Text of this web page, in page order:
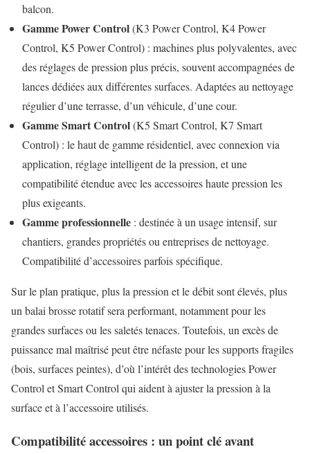
balcon.
Gamme Power Control(K3 Power Control, K4 Power
Control, K5 Power Control) : machines plus polyvalentes, avec
des réglages de pression plus précis, souvent accompagnées de
lances dédiées aux différentes surfaces. Adaptées au nettoyage
régulier d’une terrasse, d’un véhicule, d’une cour.
Gamme Smart Control(K5 Smart Control, K7 Smart
Control) : le haut de gamme résidentiel, avec connexion via
application, réglage intelligent de la pression, et une
compatibilité étendue avec les accessoires haute pression les
plus exigeants.
Gamme professionnelle : destinée à un usage intensif, sur
chantiers, grandes propriétés ou entreprises de nettoyage.
Compatibilité d’accessoires parfois spécifique.
Sur le plan pratique, plus la pression et le débit sont élevés, plus
un balai brosse rotatif sera performant, notamment pour les
grandes surfaces ou les saletés tenaces. Toutefois, un excès de
puissance mal maîtrisé peut être néfaste pour les supports fragiles
(bois, surfaces peintes), d’où l’intérêt des technologies Power
Control et Smart Control qui aident à ajuster la pression à la
surface et à l’accessoire utilisés.
Compatibilité accessoires : un point clé avant